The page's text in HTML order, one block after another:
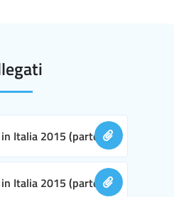
Italia 2015 (parte I)
Italia 2015 (parte II)